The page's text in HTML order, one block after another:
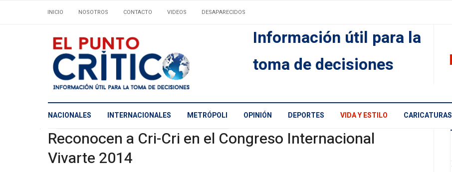
INICIO NOSOTROS CONTACTO VIDEOS DESAPARECIDOS
Información útil para la
toma de decisiones
NACIONALES INTERNACIONALES METRÓPOLI OPINIÓN DEPORTES VIDA Y ESTILO CARICATURAS
Reconocen a Cri-Cri en el Congreso Internacional
Vivarte 2014